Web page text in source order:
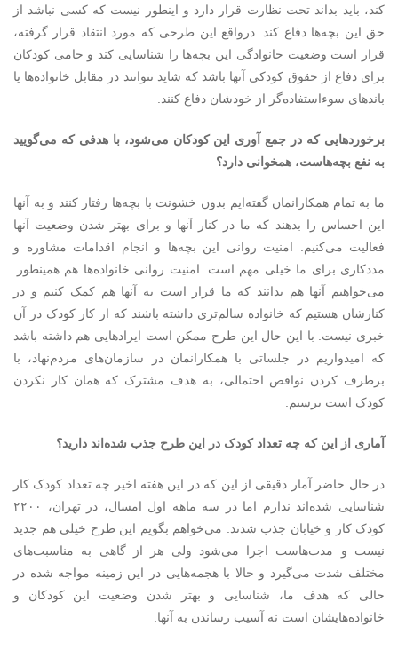
کند، باید بداند تحت نظارت قرار دارد و اینطور نیست که کسی نباشد از
حق این بچه‌ها دفاع کند. درواقع این طرحی که مورد انتقاد قرار گرفته،
قرار است وضعیت خانوادگی این بچه‌ها را شناسایی کند و حامی کودکان
برای دفاع از حقوق کودکی آنها باشد که شاید نتوانند در مقابل خانواده‌ها یا
باندهای سوءاستفاده‌گر از خودشان دفاع کنند.
برخوردهایی که در جمع آوری این کودکان می‌شود، با هدفی که می‌گویید
به نفع بچه‌هاست، همخوانی دارد؟
ما به تمام همکارانمان گفته‌ایم بدون خشونت با بچه‌ها رفتار کنند و به آنها
این احساس را بدهند که ما در کنار آنها و برای بهتر شدن وضعیت آنها
فعالیت می‌کنیم. امنیت روانی این بچه‌ها و انجام اقدامات مشاوره و
مددکاری برای ما خیلی مهم است. امنیت روانی خانواده‌ها هم همینطور.
می‌خواهیم آنها هم بدانند که ما قرار است به آنها هم کمک کنیم و در
کنارشان هستیم که خانواده سالم‌تری داشته باشند که از کار کودک در آن
خبری نیست. با این حال این طرح ممکن است ایرادهایی هم داشته باشد
که امیدواریم در جلساتی با همکارانمان در سازمان‌های مردم‌نهاد، با
برطرف کردن نواقص احتمالی، به هدف مشترک که همان کار نکردن
کودک است برسیم.
آماری از این که چه تعداد کودک در این طرح جذب شده‌اند دارید؟
در حال حاضر آمار دقیقی از این که در این هفته اخیر چه تعداد کودک کار
شناسایی شده‌اند ندارم اما در سه ماهه اول امسال، در تهران، ۲۲۰۰
کودک کار و خیابان جذب شدند. می‌خواهم بگویم این طرح خیلی هم جدید
نیست و مدت‌هاست اجرا می‌شود ولی هر از گاهی به مناسبت‌های
مختلف شدت می‌گیرد و حالا با هجمه‌هایی در این زمینه مواجه شده در
حالی که هدف ما، شناسایی و بهتر شدن وضعیت این کودکان و
خانواده‌هایشان است نه آسیب رساندن به آنها.